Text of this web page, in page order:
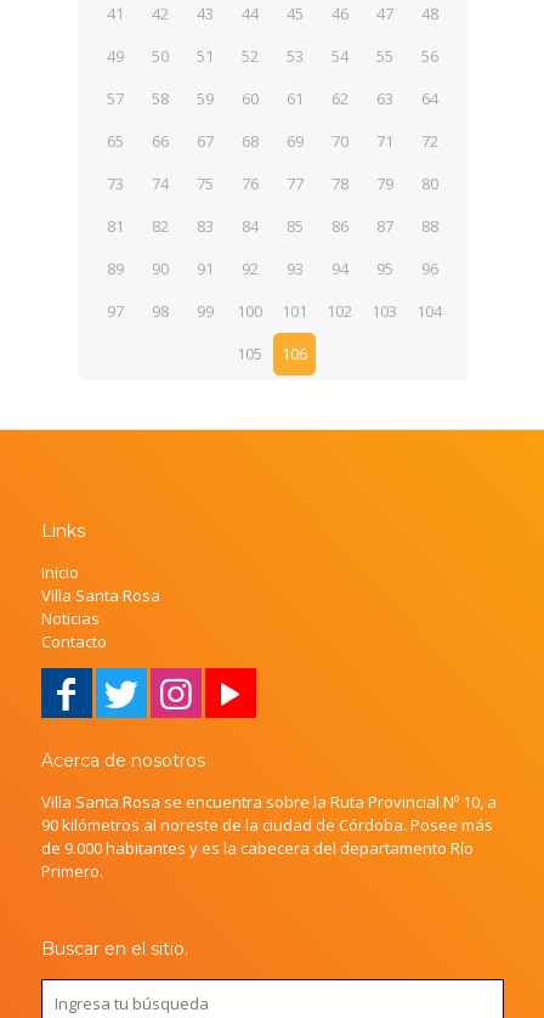
41
42 43 44 45 46 47
48
49
50 51 52 53 54 55
56
57
58 59 60 61 62 63
64
65
66 67 68 69 70 71
72
73
74 75 76 77 78 79
80
81
82 83 84 85 86 87
88
89
90 91 92 93 94 95
96
97
98 99 100 101 102 103
104
105
106
Links
Inicio
Villa Santa Rosa
Noticias
Contacto
Acerca de nosotros
Villa Santa Rosa se encuentra sobre la Ruta Provincial Nº 10, a
90 kilómetros al noreste de la ciudad de Córdoba. Posee más
de 9.000 habitantes y es la cabecera del departamento Río
Primero.
Buscar en el sitio.